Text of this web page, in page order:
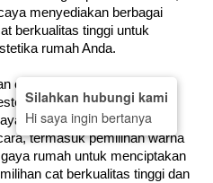
menyediakan berbagai
berkualitas tinggi untuk
rumah Anda.
cat yang tepat memegang
yang diinginkan untuk
tarik visual rumah dapat
termasuk pemilihan warna
rumah untuk menciptakan
cat berkualitas tinggi dan
Silahkan hubungi kami
Hi saya ingin bertanya